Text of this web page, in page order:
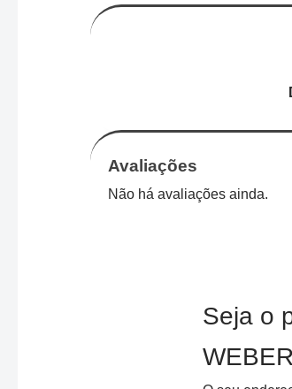
Avaliações
Não há avaliações ainda.
Seja o